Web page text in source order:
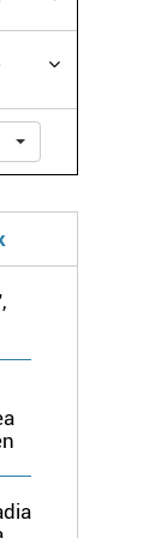
eta
hori